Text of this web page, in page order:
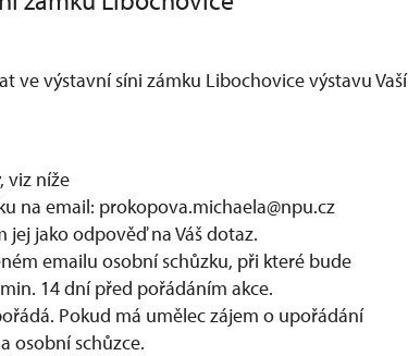
ve výstavní síni zámku Libochovice výstavu Vaší
viz níže
na email: prokopova.michaela@npu.cz
jako odpověď na Váš dotaz.
emailu osobní schůzku, při které bude
14 dní před pořádáním akce.
Pokud má umělec zájem o upořádání
osobní schůzce.